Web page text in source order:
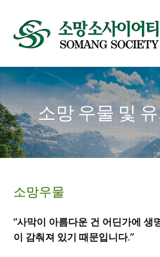
소망 우물 및
소망우물
“사막이 아름다운 건 어딘가에 생
이 감춰져 있기 때문입니다.”